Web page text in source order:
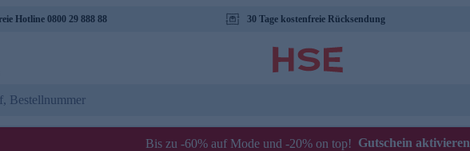
Hotline 0800 29 888 88 30 Tage kostenfreie Rücksendung
Bis zu -60% auf Mode und -20% on top! Gutschein aktivieren